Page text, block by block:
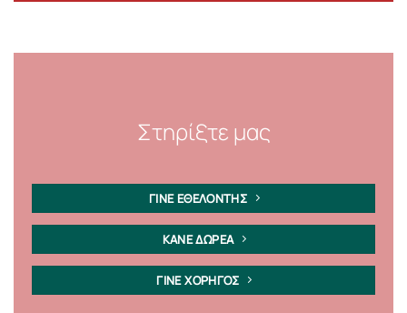
Στηρίξτε μας
ΓΙΝΕ ΕΘΕΛΟΝΤΗΣ
ΚΑΝΕ ΔΩΡΕΑ
ΓΙΝΕ ΧΟΡΗΓΟΣ